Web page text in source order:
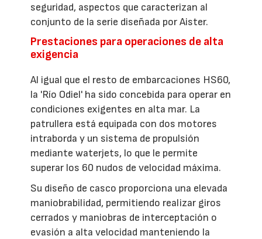
seguridad, aspectos que caracterizan al
conjunto de la serie diseñada por Aister.
Prestaciones para operaciones de alta
exigencia
Al igual que el resto de embarcaciones HS60,
la 'Río Odiel' ha sido concebida para operar en
condiciones exigentes en alta mar. La
patrullera está equipada con dos motores
intraborda y un sistema de propulsión
mediante waterjets, lo que le permite
superar los 60 nudos de velocidad máxima.
Su diseño de casco proporciona una elevada
maniobrabilidad, permitiendo realizar giros
cerrados y maniobras de interceptación o
evasión a alta velocidad manteniendo la